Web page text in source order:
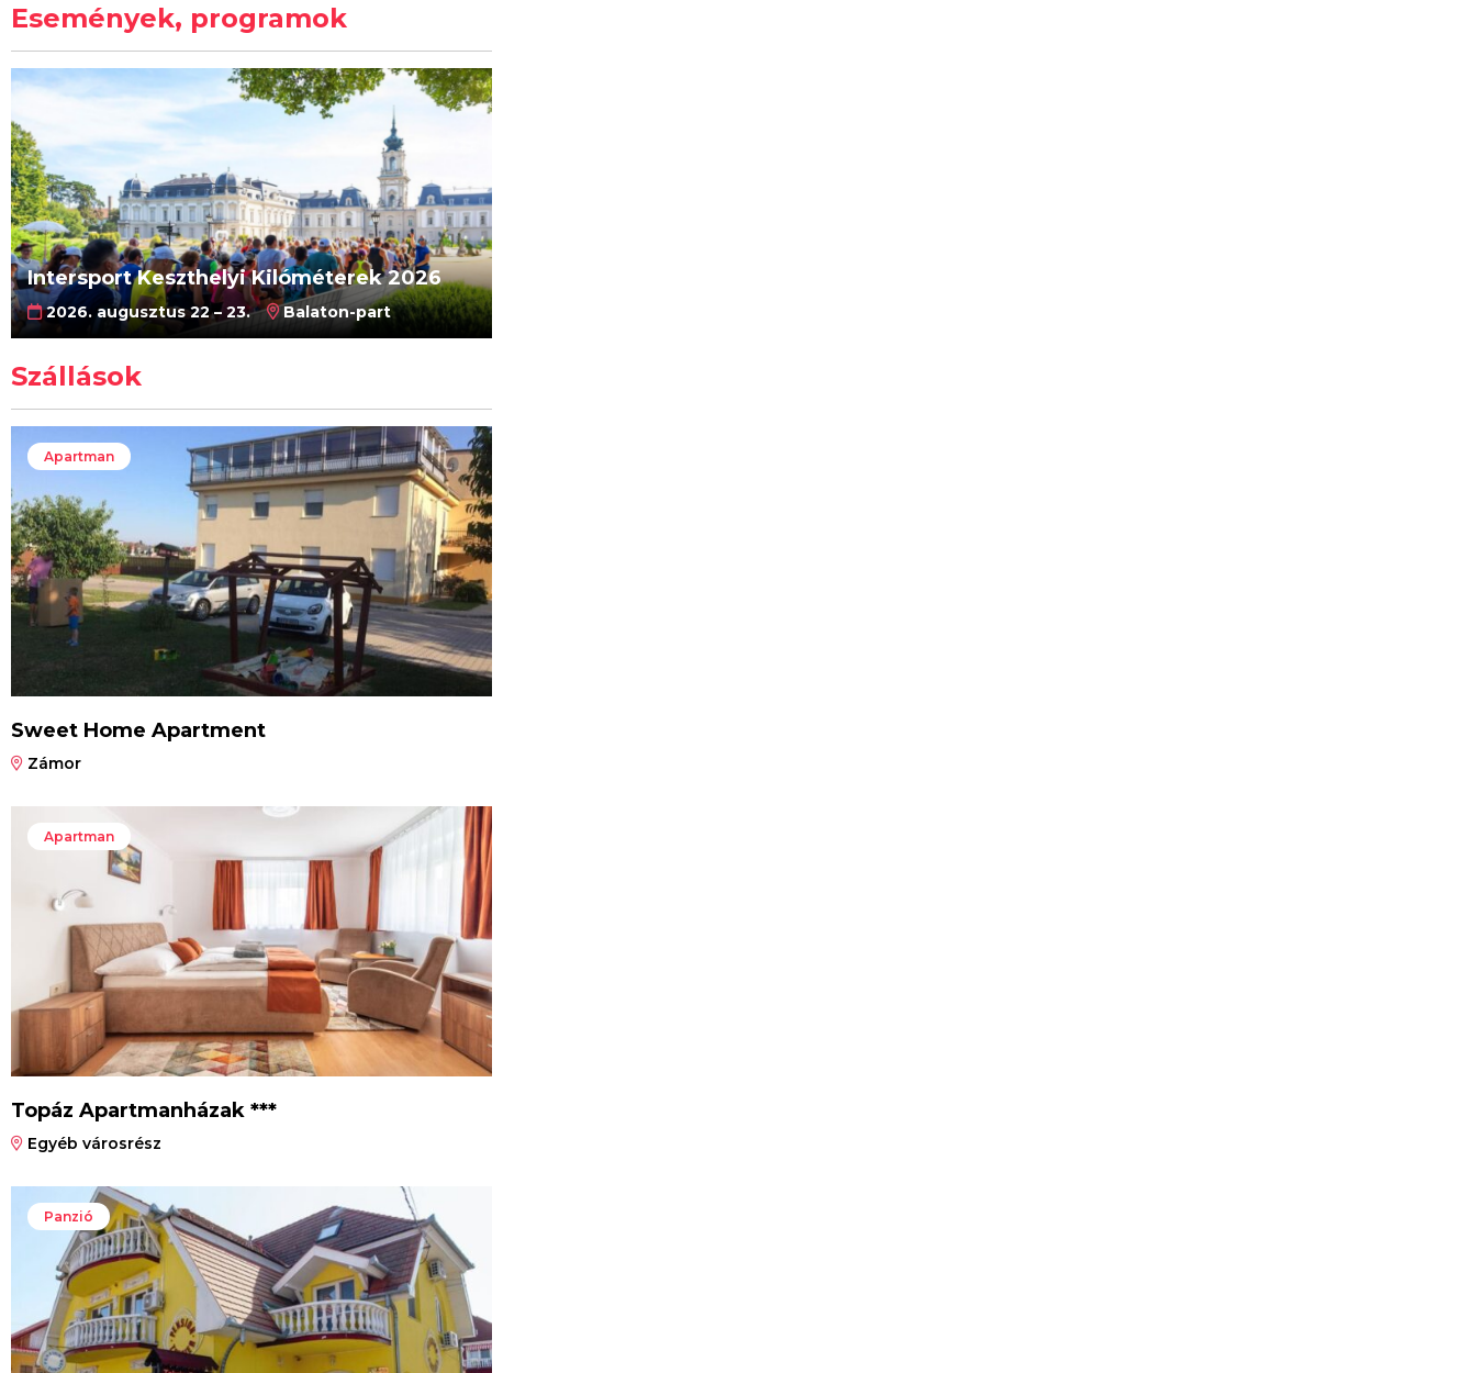
Események, programok
Intersport Keszthelyi Kilóméterek 2026
2026. augusztus 22 – 23. Balaton-part
Szállások
Apartman
Sweet Home Apartment
Zámor
Apartman
Topáz Apartmanházak ***
Egyéb városrész
Panzió